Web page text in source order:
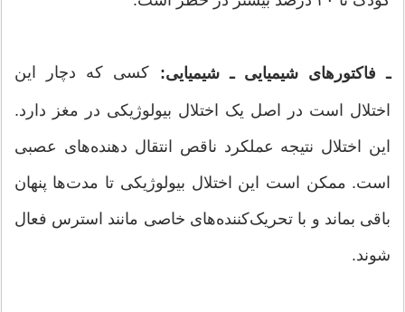
ـ فاکتورهای شیمیایی ـ شیمیایی: کسی که دچار این
اختلال است در اصل یک اختلال بیولوژیکی در مغز دارد.
این اختلال نتیجه عملکرد ناقص انتقال دهنده‌های عصبی
است. ممکن است این اختلال بیولوژیکی تا مدت‌ها پنهان
باقی بماند و با تحریک‌کننده‌های خاصی مانند استرس فعال
شوند.